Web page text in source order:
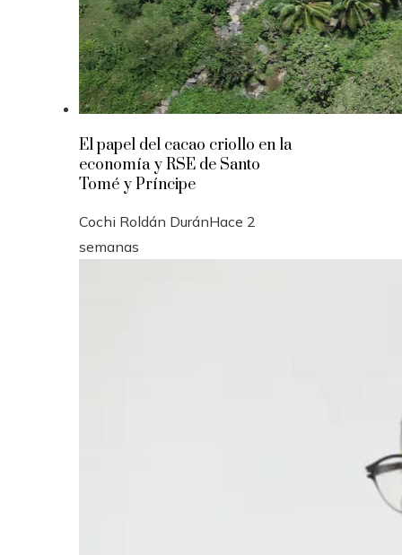
El papel del cacao criollo en la
economía y RSE de Santo
Tomé y Príncipe
Cochi Roldán DuránHace 2
semanas